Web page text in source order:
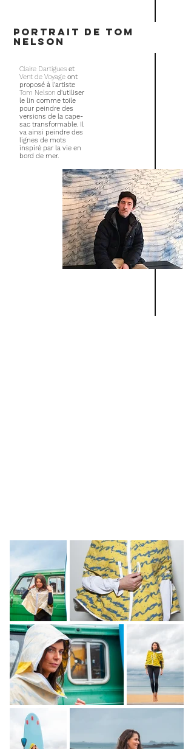
PORTRAIT DE TOM
NELSON
Claire Dartigues et
Vent de Voyage ont
proposé à l'artiste
Tom Nelson d'utiliser
le lin comme toile
pour peindre des
versions de la cape-
sac transformable. Il
va ainsi peindre des
lignes de mots
inspiré par la vie en
bord de mer.